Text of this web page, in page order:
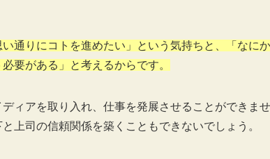
通りにコトを進めたい」という気持ちと、「なに
要がある」と考えるからです。
ィアを取り入れ、仕事を発展させることができませ
上司の信頼関係を築くこともできないでしょう。